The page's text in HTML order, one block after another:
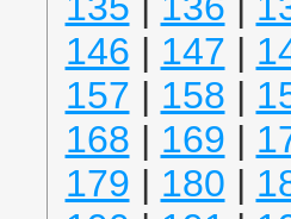
146 | 147 |
157 | 158 |
168 | 169 |
179 | 180 |